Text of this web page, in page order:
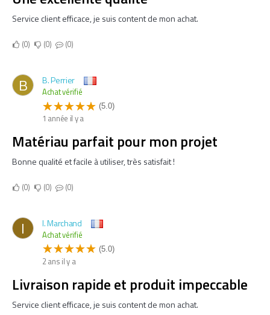
Service client efficace, je suis content de mon achat.
0 0 0
B B. Perrier
Achat vérifié
(5.0)
1 année il y a
Matériau parfait pour mon projet
Bonne qualité et facile à utiliser, très satisfait !
0 0 0
I I. Marchand
Achat vérifié
(5.0)
2 ans il y a
Livraison rapide et produit impeccable
Service client efficace, je suis content de mon achat.